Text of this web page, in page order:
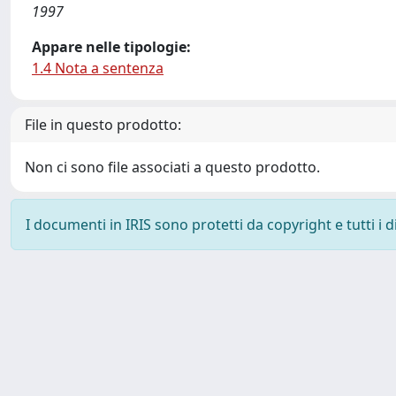
1997
Appare nelle tipologie:
1.4 Nota a sentenza
File in questo prodotto:
Non ci sono file associati a questo prodotto.
I documenti in IRIS sono protetti da copyright e tutti i